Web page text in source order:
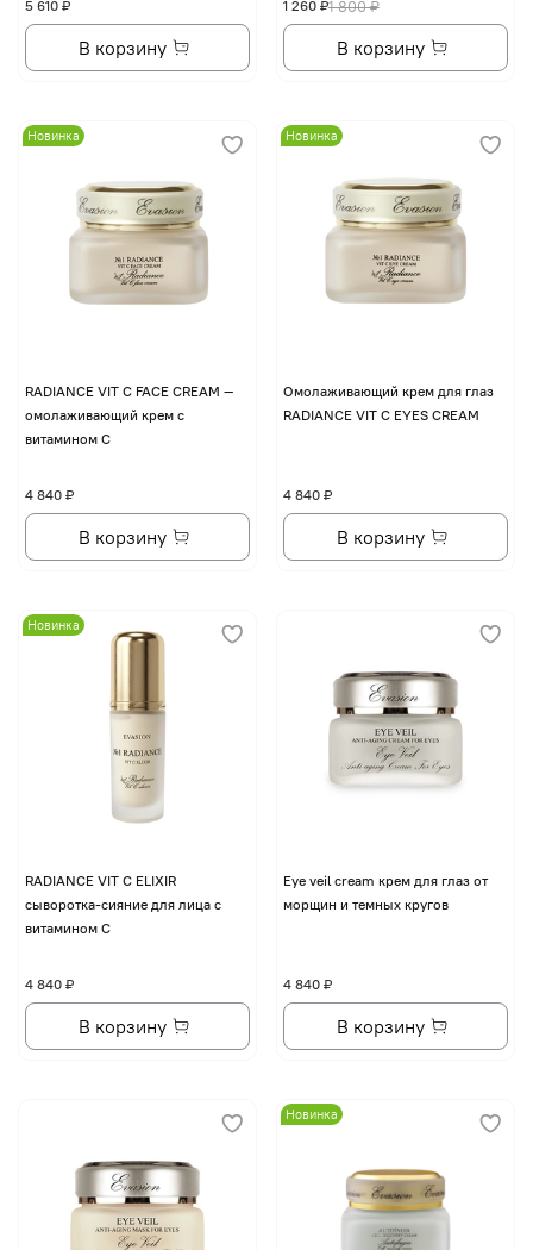
5 610 ₽
В корзину
1 800 ₽
1 260 ₽
В корзину
Новинка
RADIANCE VIT C FACE CREAM —
омолаживающий крем с
витамином С
4 840 ₽
В корзину
Новинка
Омолаживающий крем для глаз
RADIANCE VIT C EYES CREAM
4 840 ₽
В корзину
Новинка
RADIANCE VIT C ELIXIR
сыворотка-сияние для лица с
витамином С
4 840 ₽
В корзину
Eye veil cream крем для глаз от
морщин и темных кругов
4 840 ₽
В корзину
Новинка